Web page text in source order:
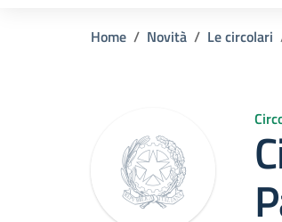
Home Novità Le circolari